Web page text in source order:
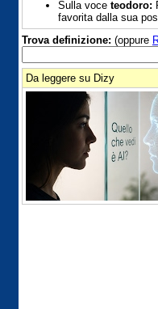
Sulla voce teodoro:
favorita dalla sua
Trova definizione: (oppure
Da leggere su Dizy